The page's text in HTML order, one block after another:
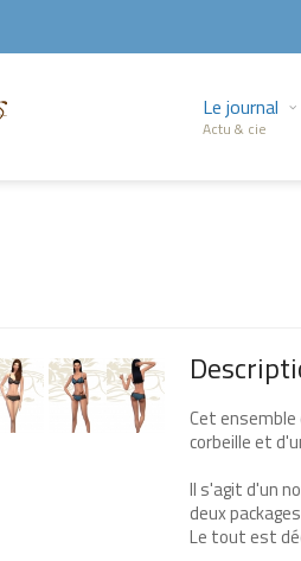
Le journal
Actu & cie
Cet
corbeille et
Il s'agit d'un
deux
Le tout est